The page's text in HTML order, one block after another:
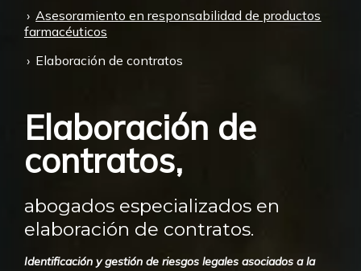
Asesoramiento en responsabilidad de productos
farmacéuticos
Elaboración de contratos
Elaboración de
contratos,
abogados especializados en
elaboración de contratos.
Identificación y gestión de riesgos legales asociados a la